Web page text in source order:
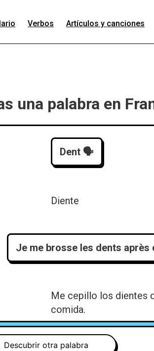
Verbos Artículos y canciones
una palabra en
Dent 🗣️
Diente
Je me brosse les dents après
Me cepillo los dientes
comida.
Descubrir otra palabra